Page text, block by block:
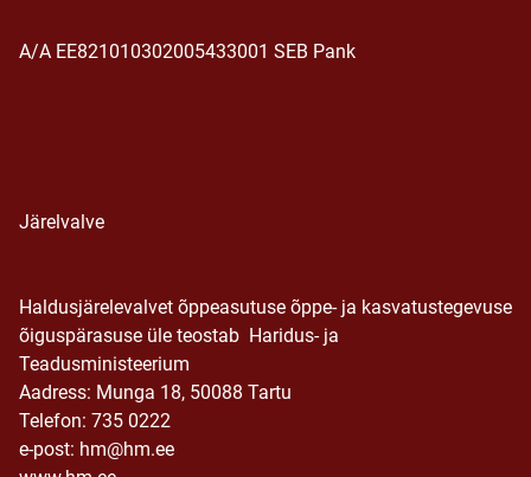
A/A EE821010302005433001 SEB Pank
Järelvalve
Haldusjärelevalvet õppeasutuse õppe- ja kasvatustegevuse
õiguspärasuse üle teostab Haridus- ja
Teadusministeerium
Aadress: Munga 18, 50088 Tartu
Telefon: 735 0222
e-post: hm@hm.ee